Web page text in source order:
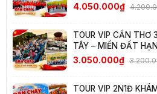
TÂY NAM BỘ
4.050.000₫
TOUR VIP CẦN THƠ
TÂY – MIỀN ĐẤT
3.050.000₫
TOUR VIP 2N1Đ